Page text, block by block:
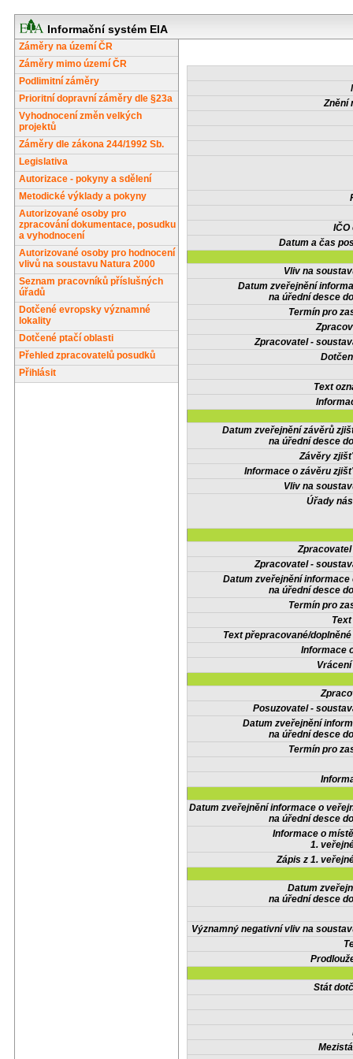
Informační systém EIA
Záměry na území ČR
Záměry mimo území ČR
Podlimitní záměry
Prioritní dopravní záměry dle §23a
Vyhodnocení změn velkých
projektů
Záměry dle zákona 244/1992 Sb.
Legislativa
Autorizace - pokyny a sdělení
Metodické výklady a pokyny
Autorizované osoby pro
zpracování dokumentace, posudku
a vyhodnocení
Autorizované osoby pro hodnocení
vlivů na soustavu Natura 2000
Seznam pracovníků příslušných
úřadů
Dotčené evropsky významné
lokality
Dotčené ptačí oblasti
Přehled zpracovatelů posudků
Přihlásit
Znění
IČO
Datum a čas
Vliv na
Datum zveřejnění
na úřední desce
Termín pro
Zpracovatel -
Text
Datum zveřejnění závěrů
na úřední desce
Závěry
Informace o závěru
Vliv na
Úřady
Zpracovatel -
Datum zveřejnění informace
na úřední desce
Termín pro
Text přepracované/
Informace
Posuzovatel -
Datum zveřejnění
na úřední desce
Termín pro
Datum zveřejnění informace o
na úřední desce
Informace o
1.
Zápis z 1.
Datum
na úřední desce
Významný negativní vliv na
Stát